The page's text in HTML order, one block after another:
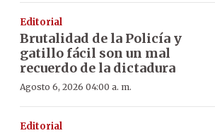
Editorial
Brutalidad de la Policía y
gatillo fácil son un mal
recuerdo de la dictadura
Agosto 6, 2026 04:00 a. m.
Editorial